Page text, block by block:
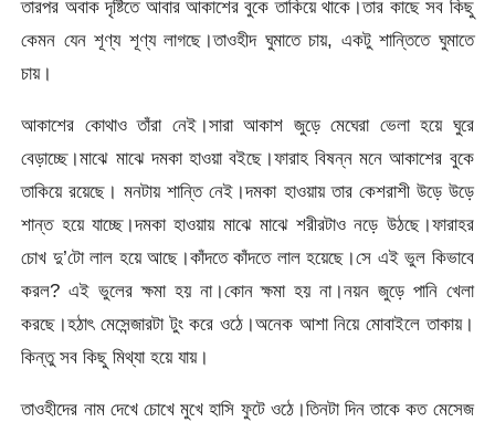
তারপর অবাক দৃষ্টিতে আবার আকাশের বুকে তাকিয়ে থাকে।তার কাছে সব কিছু
কেমন যেন শূণ্য শূণ্য লাগছে।তাওহীদ ঘুমাতে চায়, একটু শান্তিতে ঘুমাতে
চায়।
আকাশের কোথাও তাঁরা নেই।সারা আকাশ জুড়ে মেঘেরা ভেলা হয়ে ঘুরে
বেড়াচ্ছে।মাঝে মাঝে দমকা হাওয়া বইছে।ফারাহ বিষন্ন মনে আকাশের বুকে
তাকিয়ে রয়েছে। মনটায় শান্তি নেই।দমকা হাওয়ায় তার কেশরাশী উড়ে উড়ে
শান্ত হয়ে যাচ্ছে।দমকা হাওয়ায় মাঝে মাঝে শরীরটাও নড়ে উঠছে।ফারাহর
চোখ দু’টো লাল হয়ে আছে।কাঁদতে কাঁদতে লাল হয়েছে।সে এই ভুল কিভাবে
করল? এই ভুলের ক্ষমা হয় না।কোন ক্ষমা হয় না।নয়ন জুড়ে পানি খেলা
করছে।হঠাৎ মেসেন্জারটা টুং করে ওঠে।অনেক আশা নিয়ে মোবাইলে তাকায়।
কিন্তু সব কিছু মিথ্যা হয়ে যায়।
তাওহীদের নাম দেখে চোখে মুখে হাসি ফুটে ওঠে।তিনটা দিন তাকে কত মেসেজ